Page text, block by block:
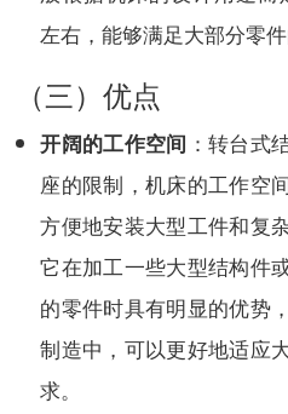
左右，能够满足大部分零件
（三）优点
开阔的工作空间 ：转台式
座的限制，机床的工作空
方便地安装大型工件和复
它在加工一些大型结构件
的零件时具有明显的优势
制造中，可以更好地适应
求。